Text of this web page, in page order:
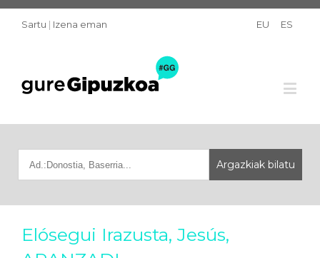
Sartu | Izena eman EU ES
Elósegui Irazusta, Jesús,